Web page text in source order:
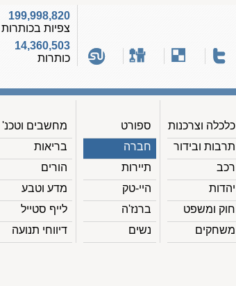
199,998,820
צפיות בכותרות
14,360,503
כותרות
כלכלה וצרכנות
תרבות ובידור
רכב
יהדות
חוק ומשפט
משחקים
ספורט
חברה
תיירות
היי-טק
ברנז'ה
נשים
מחשבים וטכנ'
בריאות
הורים
מדע וטבע
לייף סטייל
דיווחי תנועה